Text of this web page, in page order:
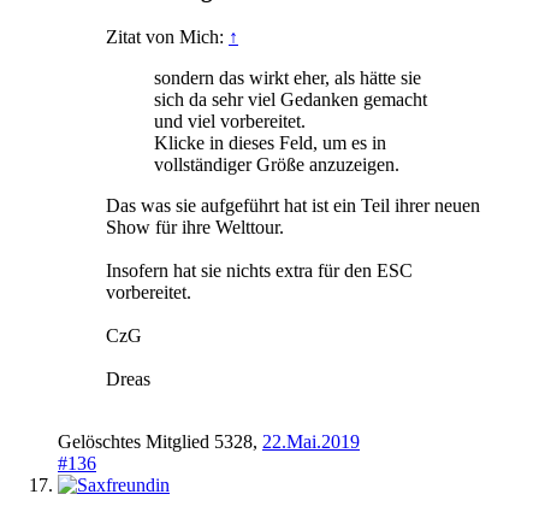
Zitat von Mich: ↑
sondern das wirkt eher, als hätte sie
sich da sehr viel Gedanken gemacht
und viel vorbereitet.
Klicke in dieses Feld, um es in
vollständiger Größe anzuzeigen.
Das was sie aufgeführt hat ist ein Teil ihrer neuen
Show für ihre Welttour.
Insofern hat sie nichts extra für den ESC
vorbereitet.
CzG
Dreas
Gelöschtes Mitglied 5328, 22.Mai.2019
#136